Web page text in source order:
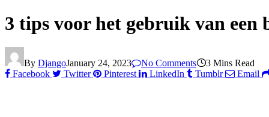
3 tips voor het gebruik van een
By DjangoJanuary 24, 2023 No Comments
3 Mins Read
Facebook
Twitter Pinterest LinkedIn Tumblr Email